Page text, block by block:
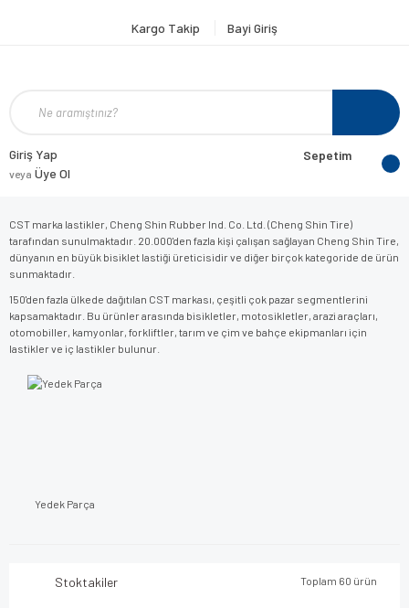
Kargo Takip Bayi Giriş
Giriş Yap
veya Üye Ol
Sepetim
CST marka lastikler, Cheng Shin Rubber Ind. Co. Ltd. (Cheng Shin Tire)
tarafından sunulmaktadır. 20.000'den fazla kişi çalışan sağlayan Cheng Shin Tire,
dünyanın en büyük bisiklet lastiği üreticisidir ve diğer birçok kategoride de ürün
sunmaktadır.
150'den fazla ülkede dağıtılan CST markası, çeşitli çok pazar segmentlerini
kapsamaktadır. Bu ürünler arasında bisikletler, motosikletler, arazi araçları,
otomobiller, kamyonlar, forkliftler, tarım ve çim ve bahçe ekipmanları için
lastikler ve iç lastikler bulunur.
Yedek Parça
Stoktakiler Toplam 60 ürün